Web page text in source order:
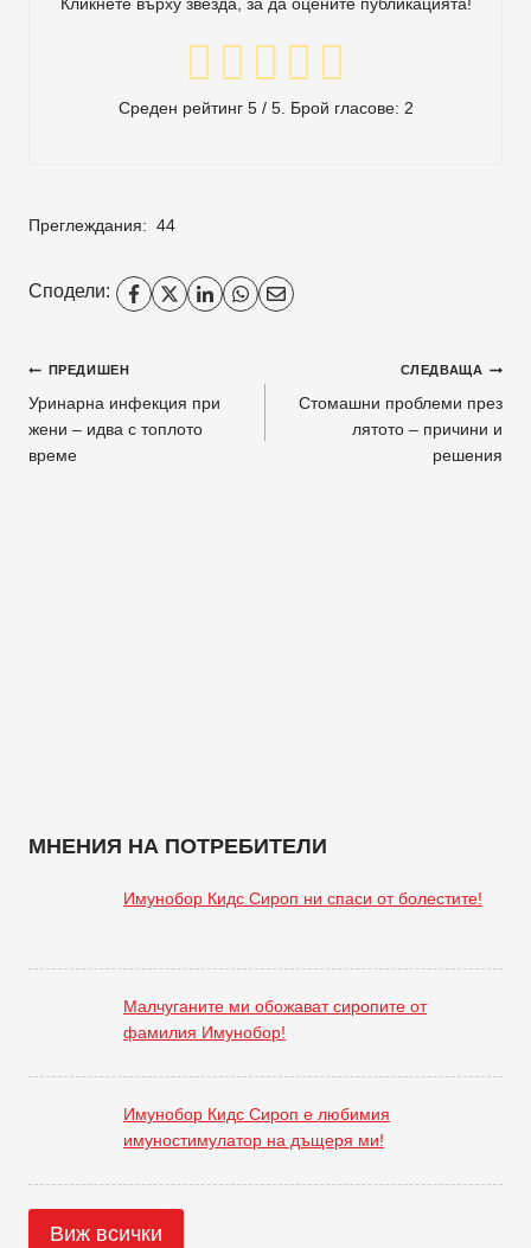
Среден рейтинг 5/ 5. Брой гласове: 2
Преглеждания: 44
Сподели:
Навигация
ПРЕДИШЕН
Уринарна инфекция при
жени – идва с топлото
време
СЛЕДВАЩА
Стомашни проблеми през
лятото – причини и
решения
МНЕНИЯ НА ПОТРЕБИТЕЛИ
Имунобор Кидс Сироп ни спаси от болестите!
Малчуганите ми обожават сиропите от
фамилия Имунобор!
Имунобор Кидс Сироп е любимия
имуностимулатор на дъщеря ми!
Виж всички